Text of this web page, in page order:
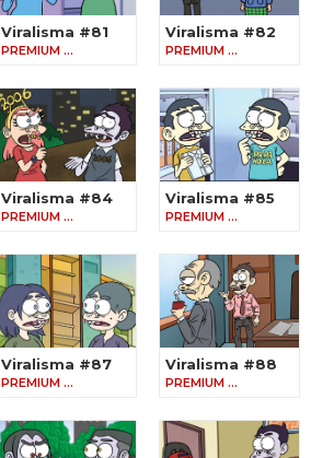
Viralisma #81
PREMIUM …
Viralisma #82
PREMIUM …
Viralisma #84
PREMIUM …
Viralisma #85
PREMIUM …
Viralisma #87
PREMIUM …
Viralisma #88
PREMIUM …